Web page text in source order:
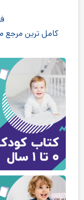
کامل ترین مرجع